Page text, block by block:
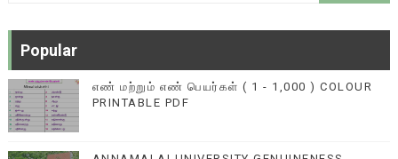
Popular
எண் மற்றும் எண் பெயர்கள் ( 1 - 1,000 ) COLOUR
PRINTABLE PDF